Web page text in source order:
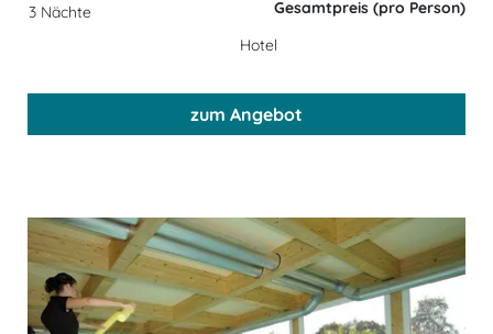
3 Nächte
Gesamtpreis (pro Person)
Hotel
zum Angebot